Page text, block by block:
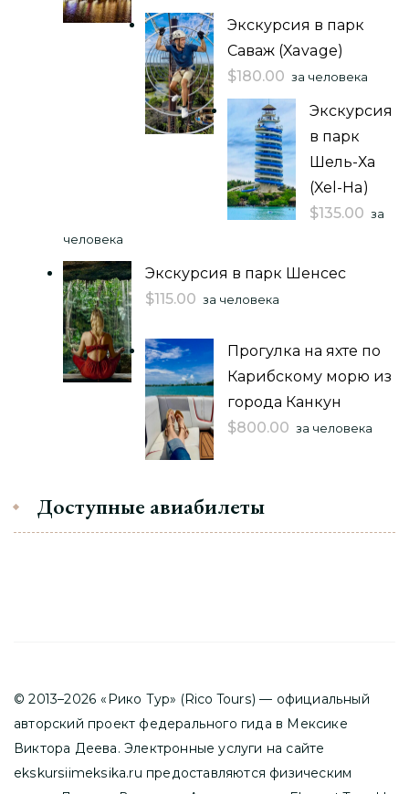
Экскурсия в парк
Саваж (Xavage)
$180.00 за человека
Экскурсия
в парк
Шель-Ха
(Xel-Ha)
$135.00 за
человека
Экскурсия в парк Шенсес
$115.00 за человека
Прогулка на яхте по
Карибскому морю из
города Канкун
$800.00 за человека
Доступные авиабилеты
© 2013–2026 «Рико Тур» (Rico Tours) — официальный
авторский проект федерального гида в Мексике
Виктора Деева. Электронные услуги на сайте
ekskursiimeksika.ru предоставляются физическим